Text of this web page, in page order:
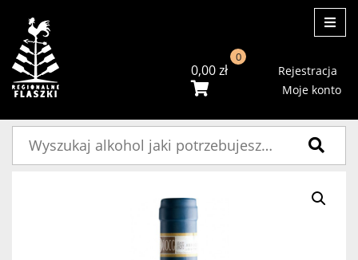
0,00zł
0
Rejestracja
Moje konto